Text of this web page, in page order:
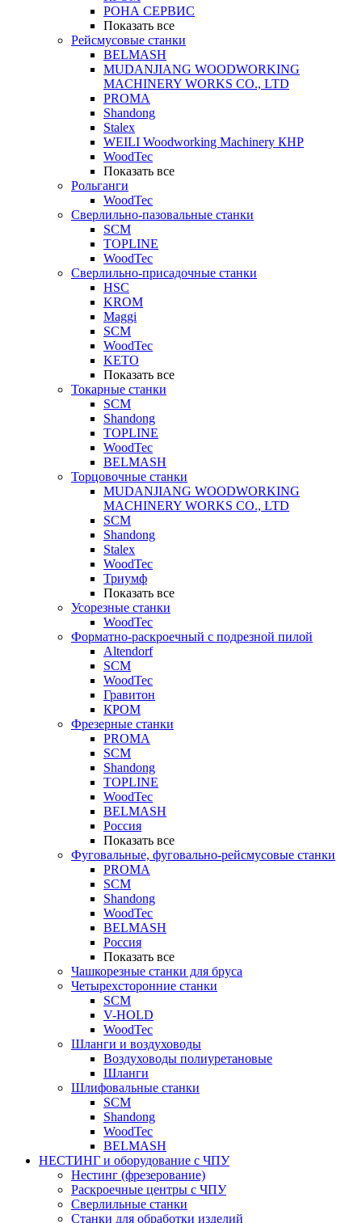
РОНА СЕРВИС
Показать все
Рейсмусовые станки
BELMASH
MUDANJIANG WOODWORKING
MACHINERY WORKS CO., LTD
PROMA
Shandong
Stalex
WEILI Woodworking Machinery КНР
WoodTec
Показать все
Рольганги
WoodTec
Сверлильно-пазовальные станки
SCM
TOPLINE
WoodTec
Сверлильно-присадочные станки
HSC
KROM
Maggi
SCM
WoodTec
KETO
Показать все
Токарные станки
SCM
Shandong
TOPLINE
WoodTec
BELMASH
Торцовочные станки
MUDANJIANG WOODWORKING
MACHINERY WORKS CO., LTD
SCM
Shandong
Stalex
WoodTec
Триумф
Показать все
Усорезные станки
WoodTec
Форматно-раскроечный с подрезной пилой
Altendorf
SCM
WoodTec
Гравитон
КРОМ
Фрезерные станки
PROMA
SCM
Shandong
TOPLINE
WoodTec
BELMASH
Россия
Показать все
Фуговальные, фуговально-рейсмусовые станки
PROMA
SCM
Shandong
WoodTec
BELMASH
Россия
Показать все
Чашкорезные станки для бруса
Четырехсторонние станки
SCM
V-HOLD
WoodTec
Шланги и воздуховоды
Воздуховоды полиуретановые
Шланги
Шлифовальные станки
SCM
Shandong
WoodTec
BELMASH
НЕСТИНГ и оборудование с ЧПУ
Нестинг (фрезерование)
Раскроечные центры с ЧПУ
Сверлильные станки
Станки для обработки изделий